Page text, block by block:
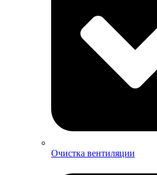
Очистка вентиляции